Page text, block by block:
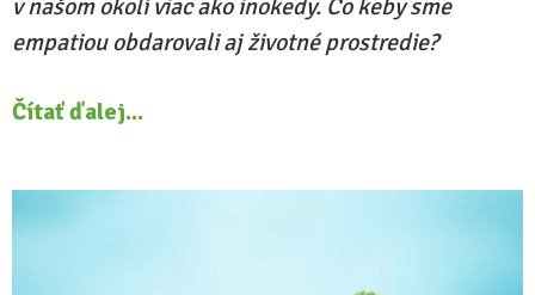
v našom okolí viac ako inokedy. Čo keby sme
empatiou obdarovali aj životné prostredie?
Čítať ďalej...